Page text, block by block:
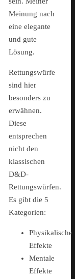
Meinung nach
eine elegante
und gute
Lösung.
Rettungswürfe
sind hier
besonders zu
erwähnen.
Diese
entsprechen
nicht den
klassischen
D&D-
Rettungswürfen.
Es gibt die 5
Kategorien:
Physikalische
Effekte
Mentale
Effekte